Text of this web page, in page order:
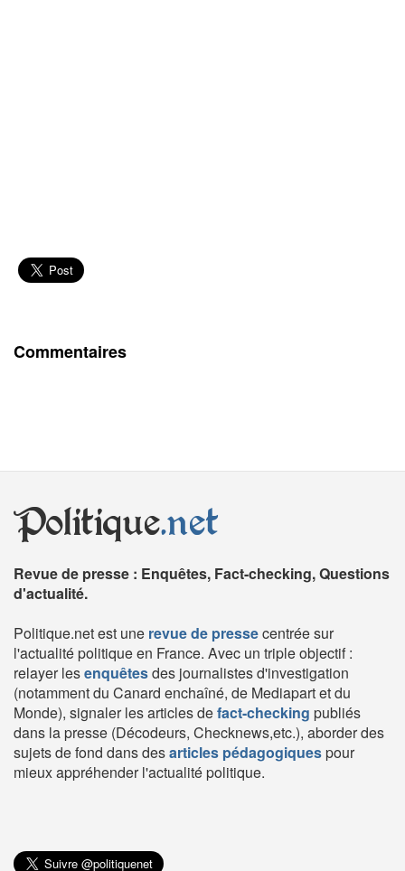
Commentaires
Politique.net
Revue de presse : Enquêtes, Fact-checking, Questions
d'actualité.
Politique.net est une revue de pressecentrée sur
l'actualité politique en France. Avec un triple objectif :
relayer lesenquêtesdes journalistes d'investigation
(notamment du Canard enchaîné, de Mediapart et du
Monde), signaler les articles defact-checking publiés
dans la presse (Décodeurs, Checknews,etc.), aborder des
sujets de fond dans desarticles pédagogiquespour
mieux appréhender l'actualité politique.